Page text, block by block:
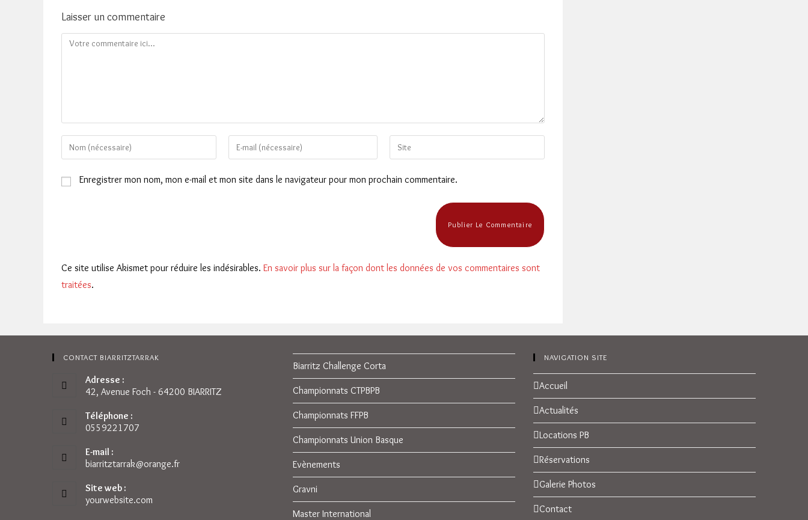
Laisser un commentaire
Comment
Enter
your
or
Enter
your
Saisir
l’URL
Enregistrer mon nom, mon e-mail et mon site dans le navigateur pour mon prochain commentaire.
Ce site utilise Akismet pour réduire les indésirables. En savoir plus sur la façon dont les données de vos commentaires sont
traitées.
CONTACT BIARRITZTARRAK
Adresse :
42, Avenue Foch - 64200 BIARRITZ
Téléphone :
0559221707
E-mail :
biarritztarrak@orange.frS’ouvre
Site web :
yourwebsite.com
Biarritz Challenge Corta
Championnats CTPBPB
Championnats FFPB
Championnats Union Basque
Evènements
Gravni
Master International
NAVIGATION SITE
Accueil
Actualités
Locations PB
Réservations
Galerie Photos
Contact